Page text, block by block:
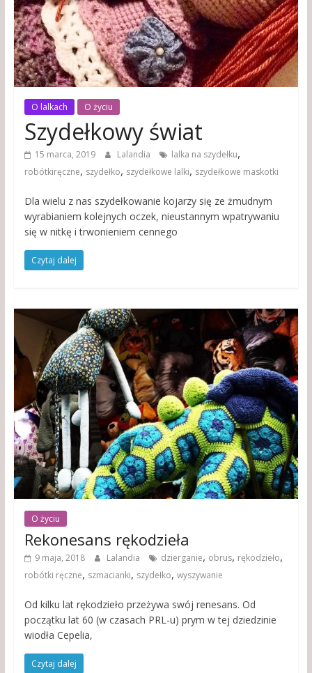
O lalkach O życiu
Szydełkowy świat
15 marca, 2019 Lalandia lalka na szydełku,
robótkiręczne, szydełko, szydełkowe lalki, szydełkowe maskotki
Dla wielu z nas szydełkowanie kojarzy się ze żmudnym
wyrabianiem kolejnych oczek, nieustannym wpatrywaniu
się w nitkę i trwonieniem cennego
Czytaj dalej
O życiu
Rekonesans rękodzieła
9 maja, 2018 Lalandia dzierganie, obrus, rękodzieło,
robótki ręczne, szmacianki, szydełko, wyszywanie
Od kilku lat rękodzieło przeżywa swój renesans. Od
początku lat 60 (w czasach PRL-u) prym w tej dziedzinie
wiodła Cepelia,
Czytaj dalej